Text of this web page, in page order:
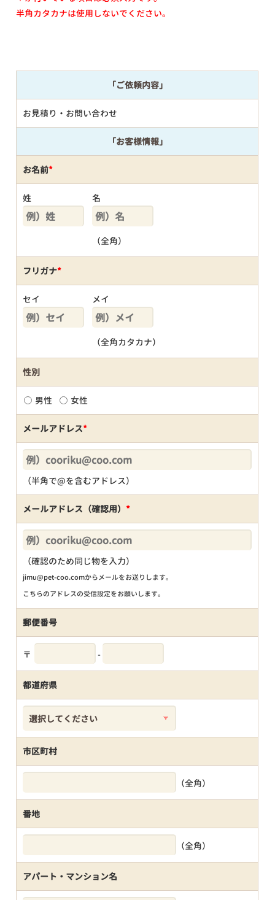
半角カタカナは使用しないでください。
「ご依頼内容」
お見積り・お問い合わせ
「お客様情報」
お名前*
姓 名
（全角）
フリガナ*
セイ メイ
（全角カタカナ）
性別
男性 女性
メールアドレス*
（半角で@を含むアドレス）
メールアドレス（確認用） *
（確認のため同じ物を入力）
jimu@pet-coo.comからメールをお送りします。
こちらのアドレスの受信設定をお願いします。
郵便番号
〒 -
都道府県
市区町村
（全角）
番地
（全角）
アパート・マンション名